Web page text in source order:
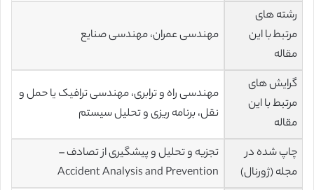
رشته های
مرتبط با این
مقاله
مهندسی عمران، مهندسی صنایع
گرایش های
مرتبط با این
مقاله
مهندسی راه و ترابری، مهندسی ترافیک یا حمل و
نقل، برنامه ریزی و تحلیل سیستم
چاپ شده در
مجله (ژورنال)
تجزیه و تحلیل و پیشگیری از تصادف –
Accident Analysis and Prevention